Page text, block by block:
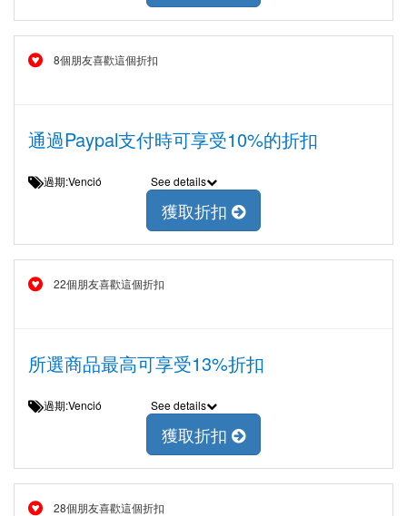
8個朋友喜歡這個折扣
通過Paypal支付時可享受10%的折扣
過期:Venció See details
獲取折扣
22個朋友喜歡這個折扣
所選商品最高可享受13%折扣
過期:Venció See details
獲取折扣
28個朋友喜歡這個折扣